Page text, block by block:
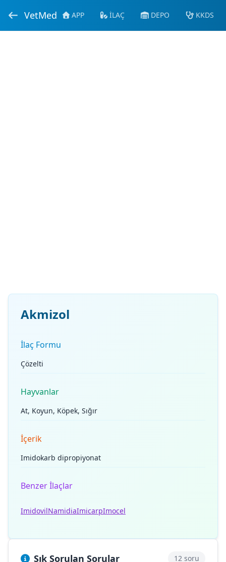
VetMed APP İLAÇ DEPO KKDS
Akmizol
İlaç Formu
Çözelti
Hayvanlar
At, Koyun, Köpek, Sığır
İçerik
Imidokarb dipropiyonat
Benzer İlaçlar
ImidovilNamidiaImicarpImocel
Sık Sorulan Sorular 12 soru